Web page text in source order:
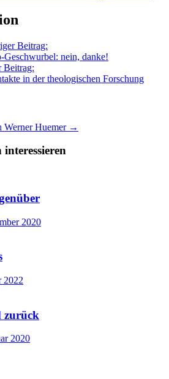
Beitrag:
Geschwurbel: nein, danke!
Beitrag:
in der theologischen Forschung
Werner Huemer →
interessieren
2020
2022
zurück
2020